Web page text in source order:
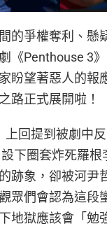
的爭權奪利、懸
《Penthouse 3
盼望著惡人的報
路正式展開啦！
上回提到被劇中
設下圈套炸死羅
跡象，卻被河尹
眾們會認為這段
地獄應該會「勉